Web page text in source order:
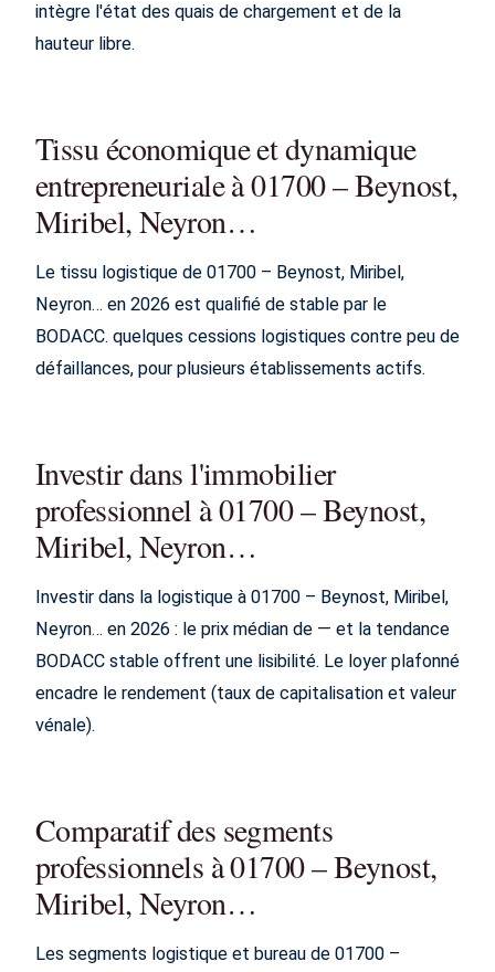
intègre l'état des quais de chargement et de la
hauteur libre.
Tissu économique et dynamique
entrepreneuriale à 01700 – Beynost,
Miribel, Neyron…
Le tissu logistique de 01700 – Beynost, Miribel,
Neyron… en 2026 est qualifié de stable par le
BODACC. quelques cessions logistiques contre peu de
défaillances, pour plusieurs établissements actifs.
Investir dans l'immobilier
professionnel à 01700 – Beynost,
Miribel, Neyron…
Investir dans la logistique à 01700 – Beynost, Miribel,
Neyron… en 2026 : le prix médian de — et la tendance
BODACC stable offrent une lisibilité. Le loyer plafonné
encadre le rendement (taux de capitalisation et valeur
vénale).
Comparatif des segments
professionnels à 01700 – Beynost,
Miribel, Neyron…
Les segments logistique et bureau de 01700 –